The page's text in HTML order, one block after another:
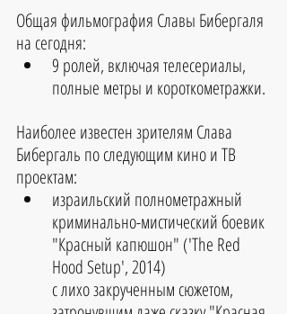
Общая фильмография Славы Бибергаля
на сегодня:
9 ролей, включая телесериалы,
полные метры и короткометражки.
Наиболее известен зрителям Слава
Бибергаль по следующим кино и ТВ
проектам:
израильский полнометражный
криминально-мистический боевик
"Красный капюшон" ('The Red
Hood Setup', 2014)
с лихо закрученным сюжетом,